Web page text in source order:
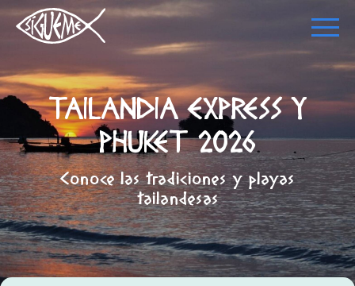
TAILANDIA EXPRESS Y
PHUKET 2026
Conoce las tradiciones y playas
tailandesas